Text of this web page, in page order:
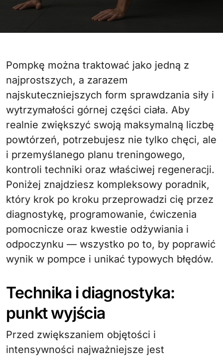
Pompkę można traktować jako jedną z
najprostszych, a zarazem
najskuteczniejszych form sprawdzania siły i
wytrzymałości górnej części ciała. Aby
realnie zwiększyć swoją maksymalną liczbę
powtórzeń, potrzebujesz nie tylko chęci, ale
i przemyślanego planu treningowego,
kontroli techniki oraz właściwej regeneracji.
Poniżej znajdziesz kompleksowy poradnik,
który krok po kroku przeprowadzi cię przez
diagnostykę, programowanie, ćwiczenia
pomocnicze oraz kwestie odżywiania i
odpoczynku — wszystko po to, by poprawić
wynik w pompce i unikać typowych błędów.
Technika i diagnostyka:
punkt wyjścia
Przed zwiększaniem objętości i
intensywności najważniejsze jest